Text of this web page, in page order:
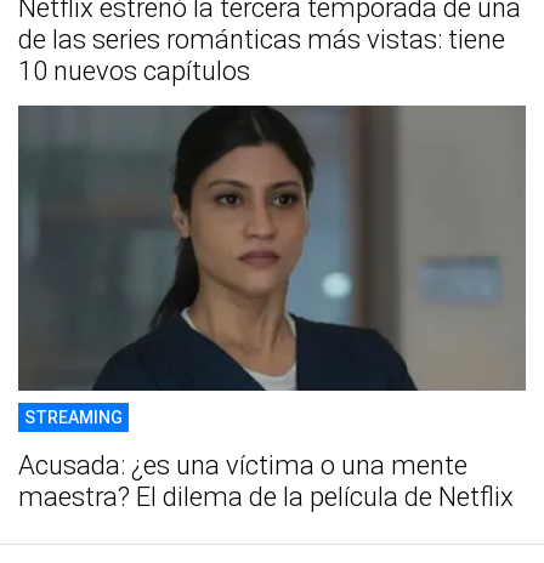
Netflix estrenó la tercera temporada de una
de las series románticas más vistas: tiene
10 nuevos capítulos
STREAMING
Acusada: ¿es una víctima o una mente
maestra? El dilema de la película de Netflix